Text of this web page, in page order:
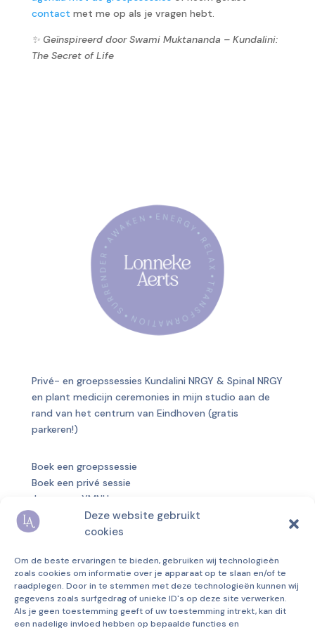
Deze website gebruikt
cookies
Om de beste ervaringen te bieden, gebruiken wij technologieën
zoals cookies om informatie over je apparaat op te slaan en/of te
raadplegen. Door in te stemmen met deze technologieën kunnen wij
gegevens zoals surfgedrag of unieke ID's op deze site verwerken.
Als je geen toestemming geeft of uw toestemming intrekt, kan dit
een nadelige invloed hebben op bepaalde functies en
contact met me op als je vragen hebt.
✨ Geïnspireerd door Swami Muktananda – Kundalini:
The Secret of Life
Privé- en groepssessies Kundalini NRGY & Spinal NRGY
en plant medicijn ceremonies in mijn studio aan de
rand van het centrum van Eindhoven (gratis
parkeren!)
Boek een groepssessie
Boek een privé sessie
Jaargroep YMNU
Over mij
Blog
Privacyverklaring
Algemene voorwaarden
Disclaimer
KvK 69829233